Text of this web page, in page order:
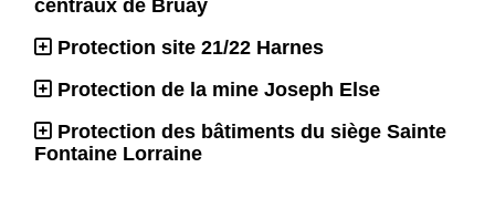
centraux de Bruay
Protection site 21/22 Harnes
Protection de la mine Joseph Else
Protection des bâtiments du siège Sainte
Fontaine Lorraine